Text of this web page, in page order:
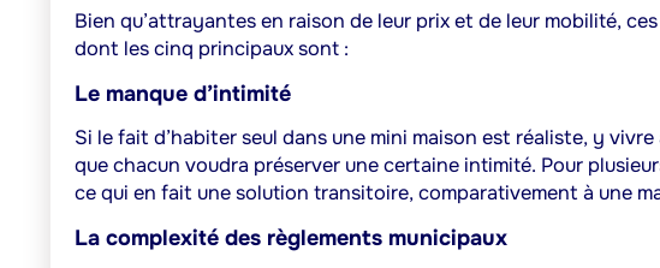
Bien qu’attrayantes en raison de leur prix et de leur mobilité,
dont les cinq principaux sont :
Le manque d’intimité
Si le fait d’habiter seul dans une mini maison est réaliste, y
que chacun voudra préserver une certaine intimité. Pour
ce qui en fait une solution transitoire, comparativement à une
La complexité des règlements municipaux